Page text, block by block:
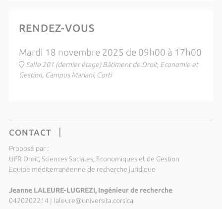
RENDEZ-VOUS
Mardi 18 novembre 2025 de 09h00 à 17h00
Salle 201 (dernier étage) Bâtiment de Droit, Economie et
Gestion, Campus Mariani, Corti
CONTACT
Proposé par :
UFR Droit, Sciences Sociales, Economiques et de Gestion
Equipe méditerranéenne de recherche juridique
Jeanne LALEURE-LUGREZI, Ingénieur de recherche
0420202214 | laleure@universita.corsica